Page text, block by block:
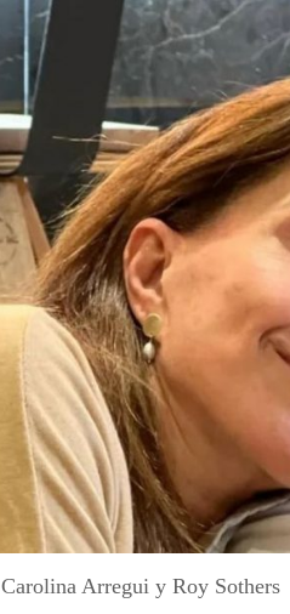
Carolina Arregui y Roy Sothers